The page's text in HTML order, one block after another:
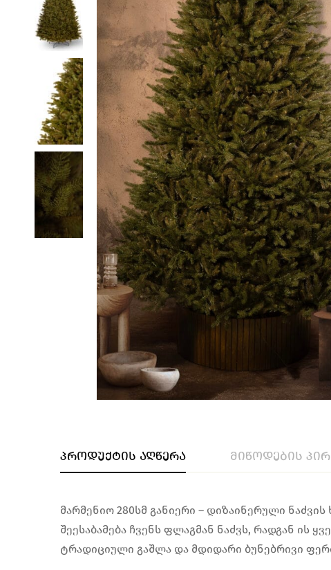
პროდუქტის აღწერა მიწოდების
მარმენიო 280სმ განიერი – დიზაინერული
შეესაბამება ჩვენს ფლაგმან ნაძვს, რადგან ის
ტრადიციული გაშლა და მდიდარი ბუნებრივი